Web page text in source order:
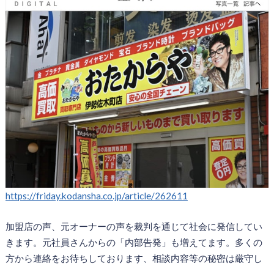
https://friday.kodansha.co.jp/article/262611
加盟店の声、元オーナーの声を裁判を通じて社会に発信してい
きます。元社員さんからの「内部告発」も増えてます。多くの
方から連絡をお待ちしております、相談内容等の秘密は厳守し